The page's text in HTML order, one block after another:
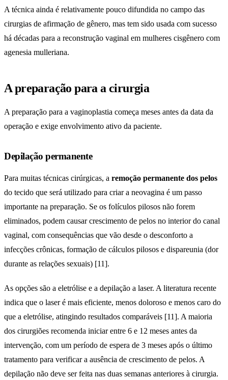
A técnica ainda é relativamente pouco difundida no campo das
cirurgias de afirmação de gênero, mas tem sido usada com sucesso
há décadas para a reconstrução vaginal em mulheres cisgênero com
agenesia mulleriana.
A preparação para a cirurgia
A preparação para a vaginoplastia começa meses antes da data da
operação e exige envolvimento ativo da paciente.
Depilação permanente
Para muitas técnicas cirúrgicas, a remoção permanente dos pelos
do tecido que será utilizado para criar a neovagina é um passo
importante na preparação. Se os folículos pilosos não forem
eliminados, podem causar crescimento de pelos no interior do canal
vaginal, com consequências que vão desde o desconforto a
infecções crônicas, formação de cálculos pilosos e dispareunia (dor
durante as relações sexuais) [11].
As opções são a eletrólise e a depilação a laser. A literatura recente
indica que o laser é mais eficiente, menos doloroso e menos caro do
que a eletrólise, atingindo resultados comparáveis [11]. A maioria
dos cirurgiões recomenda iniciar entre 6 e 12 meses antes da
intervenção, com um período de espera de 3 meses após o último
tratamento para verificar a ausência de crescimento de pelos. A
depilação não deve ser feita nas duas semanas anteriores à cirurgia.